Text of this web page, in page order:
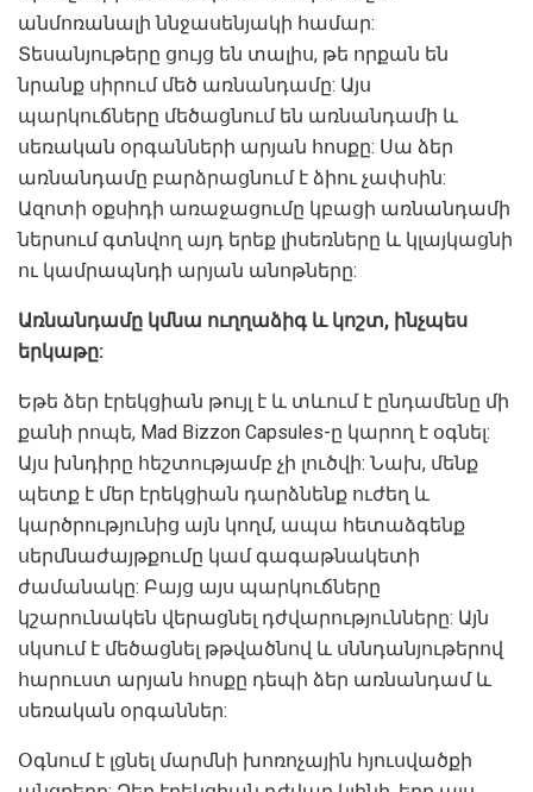
անմոռանալի ննջասենյակի համար:
Տեսանյութերը ցույց են տալիս, թե որքան են
նրանք սիրում մեծ առնանդամը: Այս
պարկուճները մեծացնում են առնանդամի և
սեռական օրգանների արյան հոսքը: Սա ձեր
առնանդամը բարձրացնում է ձիու չափսին:
Ազոտի օքսիդի առաջացումը կբացի առնանդամի
ներսում գտնվող այդ երեք լիսեռները և կլայկացնի
ու կամրապնդի արյան անոթները:
Առնանդամը կմնա ուղղաձիգ և կոշտ, ինչպես
երկաթը:
Եթե ձեր էրեկցիան թույլ է և տևում է ընդամենը մի
քանի րոպե, Mad Bizzon Capsules-ը կարող է օգնել:
Այս խնդիրը հեշտությամբ չի լուծվի: Նախ, մենք
պետք է մեր էրեկցիան դարձնենք ուժեղ և
կարծրությունից այն կողմ, ապա հետաձգենք
սերմնաժայթքումը կամ գագաթնակետի
ժամանակը: Բայց այս պարկուճները
կշարունակեն վերացնել դժվարությունները: Այն
սկսում է մեծացնել թթվածնով և սննդանյութերով
հարուստ արյան հոսքը դեպի ձեր առնանդամ և
սեռական օրգաններ:
Օգնում է լցնել մարմնի խոռոչային հյուսվածքի